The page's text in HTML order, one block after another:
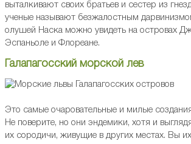
выталкивают своих братьев и сестер из
ученые называют безжалостным
олушей Наска можно увидеть на островах
Эспаньоле и Флореане.
Галапагосский морской лев
Это самые очаровательные и милые создания
Не поверите, но они эндемики, хотя и
их сородичи, живущие в других местах. Вы